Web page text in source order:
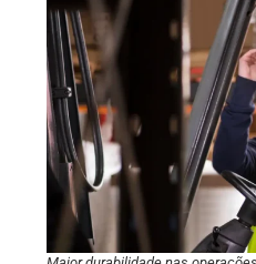
Maior durabilidade nas